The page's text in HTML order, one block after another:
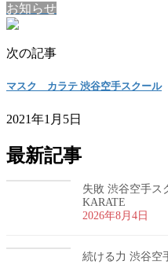
お知らせ
次の記事
マスク カラテ 渋谷空手スクール
2021年1月5日
最新記事
失敗 渋谷空手ス
KARATE
2026年8月4日
続ける力 渋谷空